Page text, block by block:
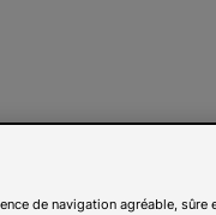
de navigation agréable, sûre